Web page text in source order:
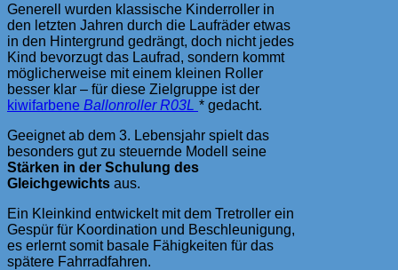
Generell wurden klassische Kinderroller in
den letzten Jahren durch die Laufräder etwas
in den Hintergrund gedrängt, doch nicht jedes
Kind bevorzugt das Laufrad, sondern kommt
möglicherweise mit einem kleinen Roller
besser klar – für diese Zielgruppe ist der
kiwifarbene Ballonroller R03L * gedacht.
Geeignet ab dem 3. Lebensjahr spielt das
besonders gut zu steuernde Modell seine
Stärken in der Schulung des
Gleichgewichts aus.
Ein Kleinkind entwickelt mit dem Tretroller ein
Gespür für Koordination und Beschleunigung,
es erlernt somit basale Fähigkeiten für das
spätere Fahrradfahren.